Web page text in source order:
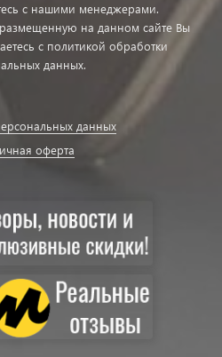
с нашими менеджерами.
на данном сайте Вы
с политикой обработки
данных.
данных
оферта